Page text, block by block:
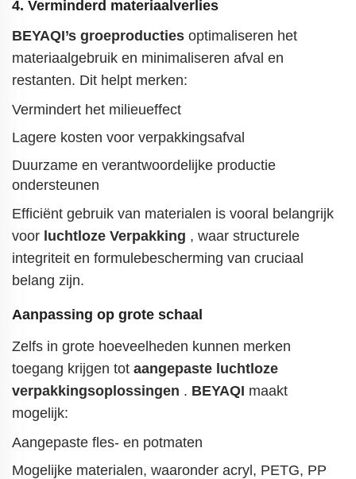
4. Verminderd materiaalverlies
BEYAQI’s groeproducties optimaliseren het
materiaalgebruik en minimaliseren afval en
restanten. Dit helpt merken:
Vermindert het milieueffect
Lagere kosten voor verpakkingsafval
Duurzame en verantwoordelijke productie
ondersteunen
Efficiënt gebruik van materialen is vooral belangrijk
voor luchtloze Verpakking , waar structurele
integriteit en formulebescherming van cruciaal
belang zijn.
Aanpassing op grote schaal
Zelfs in grote hoeveelheden kunnen merken
toegang krijgen tot aangepaste luchtloze
verpakkingsoplossingen . BEYAQI maakt
mogelijk:
Aangepaste fles- en potmaten
Mogelijke materialen, waaronder acryl, PETG, PP